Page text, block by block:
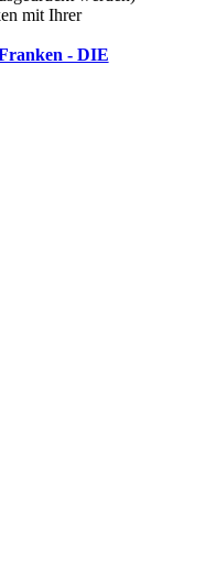
mit Ihrer
- DIE